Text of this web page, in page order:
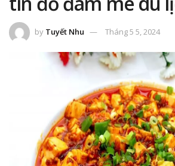
by Tuyết Nhu Tháng 5 5, 2024